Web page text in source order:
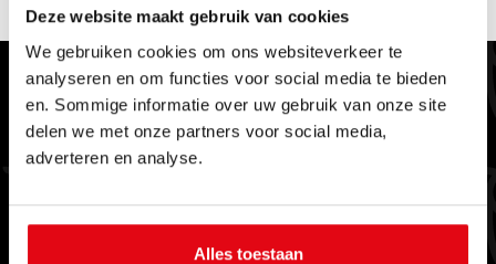
Deze website maakt gebruik van cookies
We gebruiken cookies om ons websiteverkeer te
analyseren en om functies voor social media te bieden
en. Sommige informatie over uw gebruik van onze site
delen we met onze partners voor social media,
adverteren en analyse.
Alles toestaan
MEER INFORMATIE